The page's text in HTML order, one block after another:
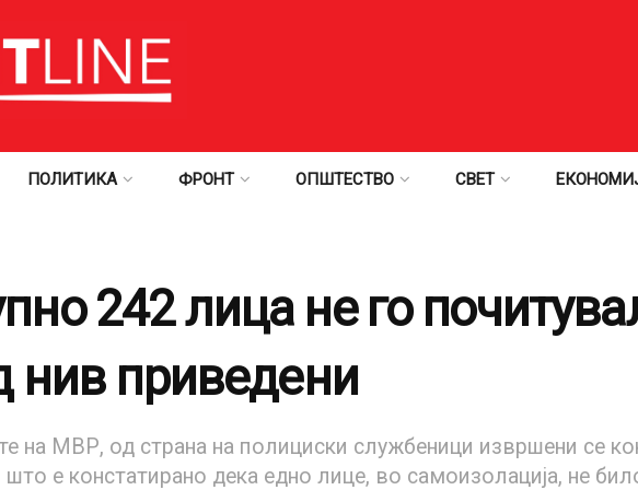
ПОЛИТИКА ФРОНТ ОПШТЕСТВО СВЕТ
242 лица не го
нив приведени
на МВР, од страна на полициски службеници извршени се
е констатирано дека едно лице, во самоизолација, не